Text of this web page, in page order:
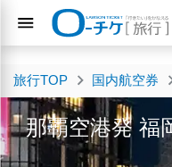
旅行TOP 国内航空券
那覇空港発 福